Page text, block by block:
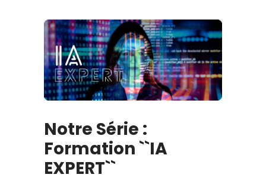
Notre Série :
Formation ``IA
EXPERT``